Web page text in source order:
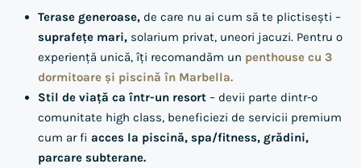
Terase generoase, de care nu ai cum să te plictisești –
suprafețe mari, solarium privat, uneori jacuzi. Pentru o
experiență unică, îți recomandăm un penthouse cu 3
dormitoare și piscină în Marbella.
Stil de viață ca într-un resort – devii parte dintr-o
comunitate high class, beneficiezi de servicii premium
cum ar fi acces la piscină, spa/fitness, grădini,
parcare subterane.